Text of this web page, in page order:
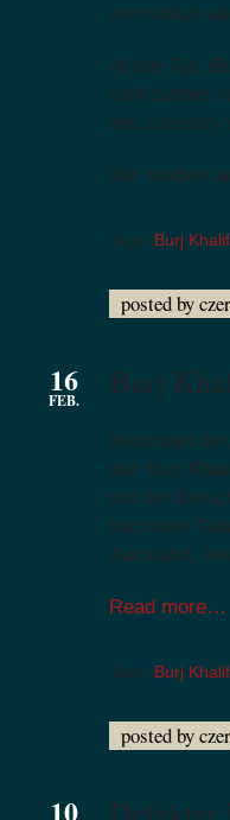
vermutlich
At the Top,
until further
are currently
Wir bleiben
Tags: Burj
posted by
16
FEB. Burj
Berichten
des Burj
mit der
höchsten
Auckland,
Read more…
Tags: Burj
posted by
10